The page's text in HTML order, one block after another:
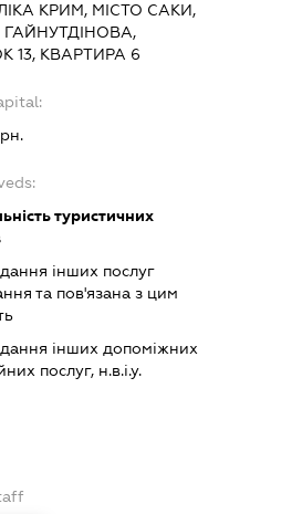
КРИМ, МІСТО САКИ,
13, КВАРТИРА 6
туристичних
інших послуг
та пов'язана з цим
інших допоміжних
послуг, н.в.і.у.